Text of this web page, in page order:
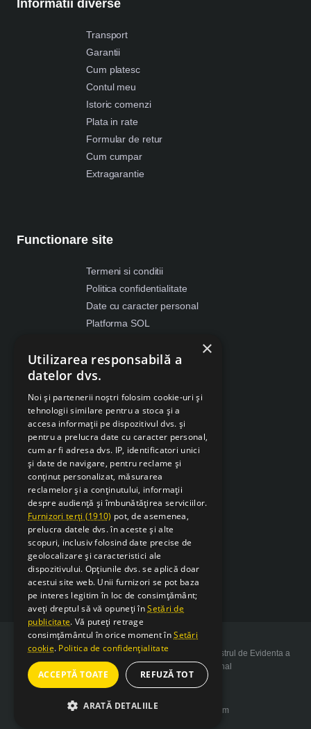
Informatii diverse
Transport
Garantii
Cum platesc
Contul meu
Istoric comenzi
Plata in rate
Formular de retur
Cum cumpar
Extragarantie
Functionare site
Termeni si conditii
Politica confidentialitate
Date cu caracter personal
Platforma SOL
Despre Cookies
Retragere din contract
Copyright 2026 SarcSudex.ro Website inscris in Registrul de Evidenta a
Prelucrarii de Date cu Caracter Personal
Website design by web-Bsolutions.com
×
Utilizarea responsabilă a
datelor dvs.
Noi și partenerii noștri folosim cookie-uri și
tehnologii similare pentru a stoca și a
accesa informații pe dispozitivul dvs. și
pentru a prelucra date cu caracter personal,
cum ar fi adresa dvs. IP, identificatori unici
și date de navigare, pentru reclame și
conținut personalizat, măsurarea
reclamelor și a conținutului, informații
despre audiență și îmbunătățirea serviciilor.
Furnizori terți (1910) pot, de asemenea,
prelucra datele dvs. în aceste și alte
scopuri, inclusiv folosind date precise de
geolocalizare și caracteristici ale
dispozitivului. Opțiunile dvs. se aplică doar
acestui site web. Unii furnizori se pot baza
pe interes legitim în loc de consimțământ;
aveți dreptul să vă opuneți înSetări de
publicitate. Vă puteți retrage
consimțământul în orice moment înSetări
cookie. Politica de confidențialitate
ACCEPTĂ TOATE REFUZĂ TOT
ARATĂ DETALIILE